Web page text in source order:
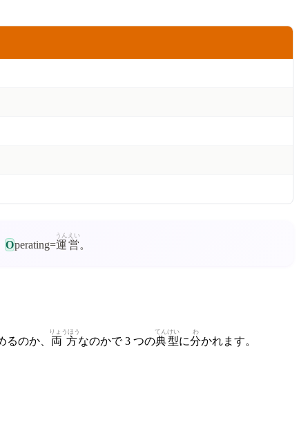
Operating=運営
うんえい
。
るのか、 両方
りょうほう
なのかで 3 つの典型
てんけい
に分
わ
かれます。